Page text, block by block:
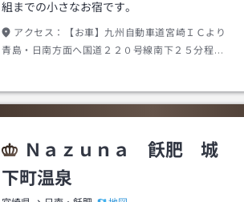
組までの小さなお宿です。
アクセス：
【お車】九州自動車道宮崎ＩＣより
青島・日南方面へ国道２２０号線南下２５分程で
内海駅」下車。徒歩約１５分。
Ｎａｚｕｎａ 飫肥 城
下町温泉